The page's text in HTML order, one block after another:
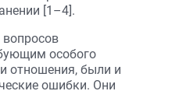
[1–4].
особого
отношения, были и
ошибки. Они